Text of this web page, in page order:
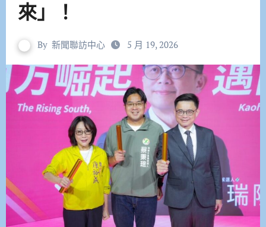
來」！
By 新聞聯訪中心 5 月 19, 2026